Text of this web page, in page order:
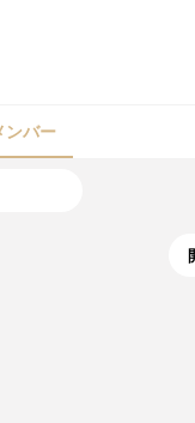
ンバー